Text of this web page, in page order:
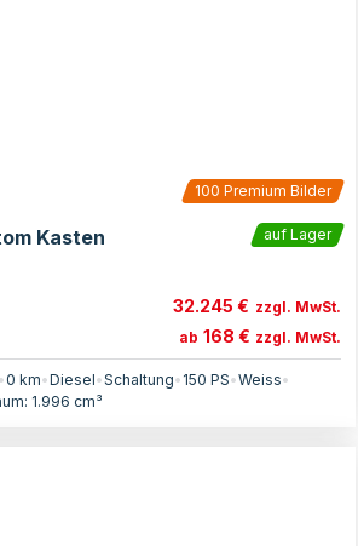
100 Premium Bilder
Kasten
auf Lager
32.245 € zzgl. MwSt.
ab 168 € zzgl. MwSt.
•0 km•Diesel•Schaltung• 150 PS•Weiss•
1.996 cm³